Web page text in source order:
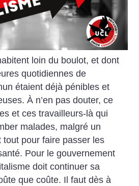
loin du boulot, et dont
quotidiennes de
étaient déjà pénibles et
À n’en pas douter, ce
et ces travailleurs-là qui
malades, malgré un
tout pour faire passer les
Pour le gouvernement
doit continuer sa
que coûte. Il faut dès à